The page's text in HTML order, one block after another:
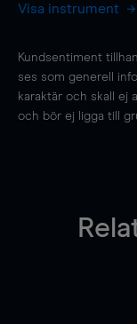
Visa instrument
Kundsentiment
ses som generell
karaktär och skall ej
och bör ej ligga till